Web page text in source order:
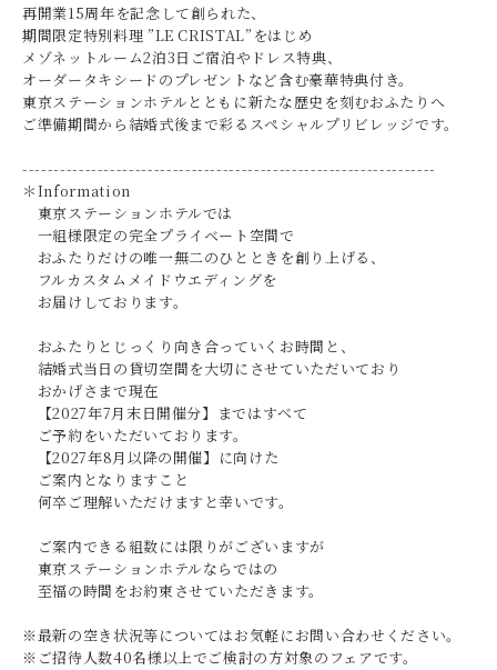
再開業15周年を記念して創られた、
期間限定特別料理 ”LE CRISTAL”をはじめ
メゾネットルーム2泊3日ご宿泊やドレス特典、
オーダータキシードのプレゼントなど含む豪華特典付き。
東京ステーションホテルとともに新たな歴史を刻むおふたりへ
ご準備期間から結婚式後まで彩るスペシャルプリビレッジです。
------------------------------------------------------------------
＊Information
東京ステーションホテルでは
一組様限定の完全プライベート空間で
おふたりだけの唯一無二のひとときを創り上げる、
フルカスタムメイドウエディングを
お届けしております。
おふたりとじっくり向き合っていくお時間と、
結婚式当日の貸切空間を大切にさせていただいており
おかげさまで現在
【2027年7月末日開催分】まではすべて
ご予約をいただいております。
【2027年8月以降の開催】に向けた
ご案内となりますこと
何卒ご理解いただけますと幸いです。
ご案内できる組数には限りがございますが
東京ステーションホテルならではの
至福の時間をお約束させていただきます。
※最新の空き状況等についてはお気軽にお問い合わせください。
※ご招待人数40名様以上でご検討の方対象のフェアです。